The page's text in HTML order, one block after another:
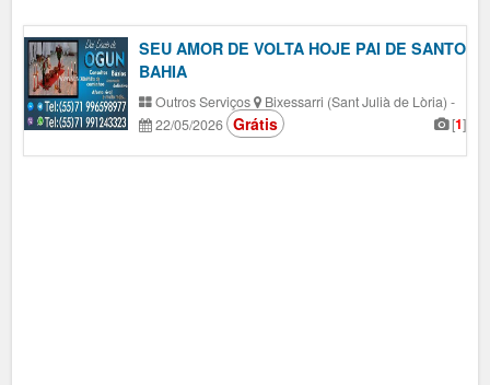
SEU AMOR DE VOLTA HOJE PAI DE SANTO
BAHIA
Outros Serviços Bixessarri (Sant Julià de Lòria) -
22/05/2026
[1]
Grátis